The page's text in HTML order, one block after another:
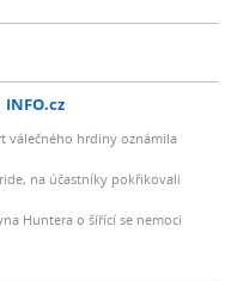
INFO.cz
válečného hrdiny oznámila
na účastníky pokřikovali
Huntera o šířící se nemoci